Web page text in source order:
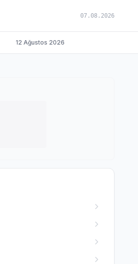
07.08.2026
12 Ağustos 2026